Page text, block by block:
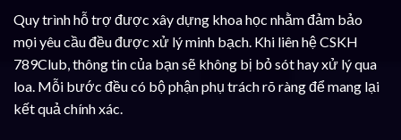
Quy trình hỗ trợ được xây dựng khoa học nhằm đảm bảo
mọi yêu cầu đều được xử lý minh bạch. Khi liên hệ CSKH
789Club, thông tin của bạn sẽ không bị bỏ sót hay xử lý qua
loa. Mỗi bước đều có bộ phận phụ trách rõ ràng để mang lại
kết quả chính xác.